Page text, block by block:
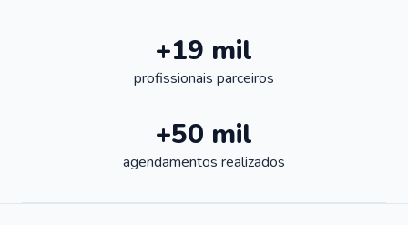
+19 mil
profissionais parceiros
+50 mil
agendamentos realizados